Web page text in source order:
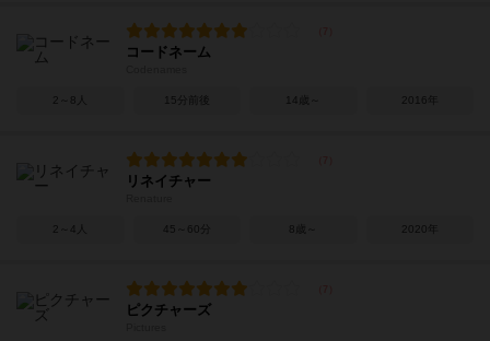
コードネーム
2～8人 15分前後 14歳～ 2016年
リネイチャー
2～4人 45～60分 8歳～ 2020年
ピクチャーズ